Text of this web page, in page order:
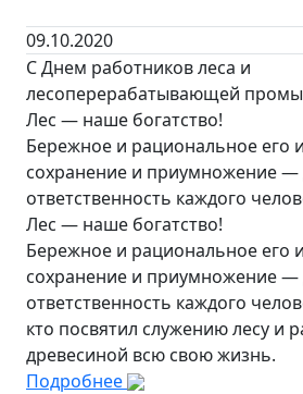
09.10.2020
С Днем работников леса и
лесоперерабатывающей
Лес — наше богатство!
Бережное и рациональное его
сохранение и приумножение —
ответственность каждого
Лес — наше богатство!
Бережное и рациональное его
сохранение и приумножение —
ответственность каждого
кто посвятил служению лесу и
древесиной всю свою жизнь.
Подробнее